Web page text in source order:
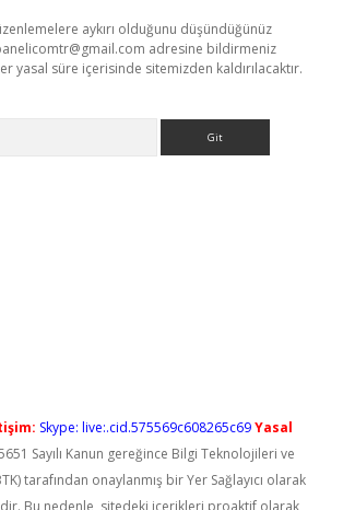
aykırı olduğunu düşündüğünüz
adresine bildirmeniz
yasal süre içerisinde sitemizden kaldırılacaktır.
Skype: live:.cid.575569c608265c69Yasal
Sayılı Kanun gereğince Bilgi Teknolojileri ve
tarafından onaylanmış bir Yer Sağlayıcı olarak
Bu nedenle, sitedeki içerikleri proaktif olarak